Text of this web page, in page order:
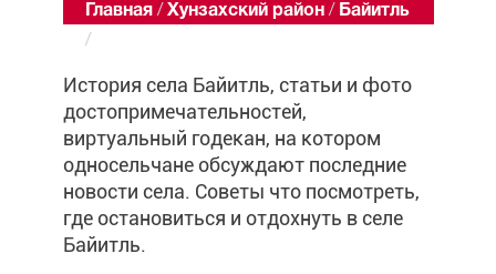
Главная / Хунзахский район / Байитль
/
История села Байитль, статьи и фото
достопримечательностей,
виртуальный годекан, на котором
односельчане обсуждают последние
новости села. Советы что посмотреть,
где остановиться и отдохнуть в селе
Байитль.